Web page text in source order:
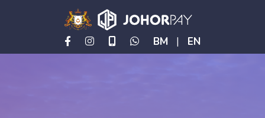
BM | EN